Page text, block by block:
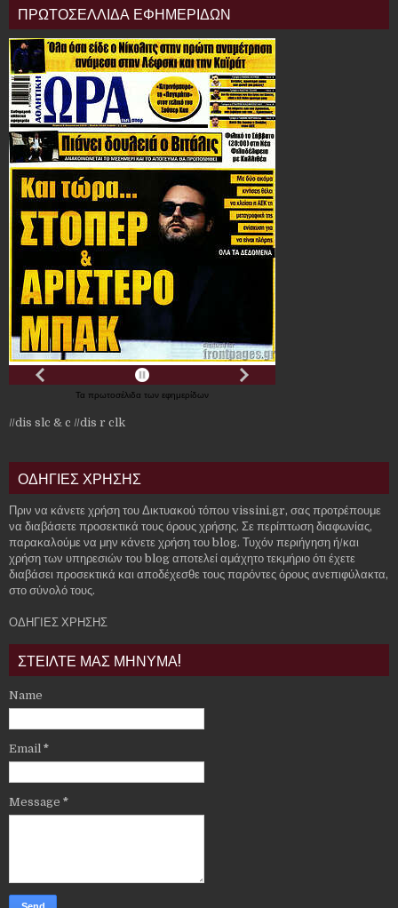
ΠΡΩΤΟΣΕΛΛΙΔΑ ΕΦΗΜΕΡΙΔΩΝ
Τα πρωτοσέλιδα των εφημερίδων
//dis slc & c //dis r clk
ΟΔΗΓΙΕΣ ΧΡΗΣΗΣ
Πριν να κάνετε χρήση του Δικτυακού τόπου vissini.gr, σας προτρέπουμε
να διαβάσετε προσεκτικά τους όρους χρήσης. Σε περίπτωση διαφωνίας,
παρακαλούμε να μην κάνετε χρήση του blog. Τυχόν περιήγηση ή/και
χρήση των υπηρεσιών του blog αποτελεί αμάχητο τεκμήριο ότι έχετε
διαβάσει προσεκτικά και αποδέχεσθε τους παρόντες όρους ανεπιφύλακτα,
στο σύνολό τους.
ΟΔΗΓΙΕΣ ΧΡΗΣΗΣ
ΣΤΕΙΛΤΕ ΜΑΣ ΜΗΝΥΜΑ!
Name
Email *
Message *